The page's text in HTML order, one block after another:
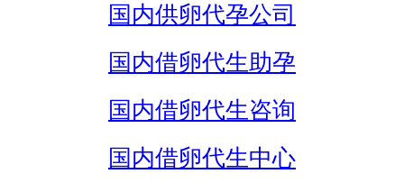
国内供卵代孕公司
国内借卵代生助孕
国内借卵代生咨询
国内借卵代生中心